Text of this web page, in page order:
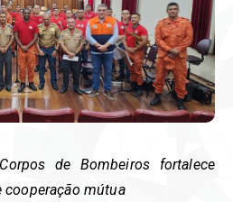
de Bombeiros fortalece
mútua